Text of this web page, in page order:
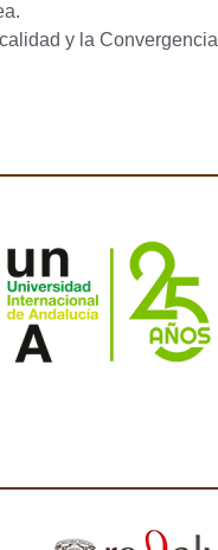
y la Convergencia